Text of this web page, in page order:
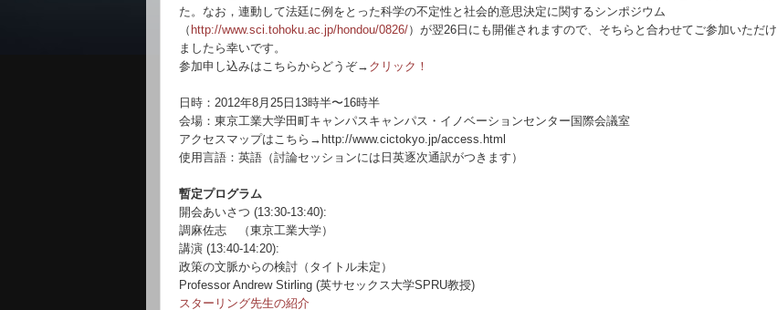
た。 なお，連動して法廷に例をとった科学の不定性と社会的意思決定に関するシンポジウム
（ http://www.sci.tohoku.ac.jp/hondou/0826/）が翌26 日にも開催されますので、そちらと合わせてご参加いただけ
ましたら幸いです。
参加申し込みはこちらからどうぞ→ クリック！
日時： 2012年8月 25 日 13時半〜16時半
会場：東京工業大学田町キャンパスキャンパス・イノベーションセンター国際会議室
アクセスマップはこちら→ http://www.cictokyo.jp/access.html
使用言語：英語（討論セッションには日英逐次通訳がつきます）
暫定プログラム
開会あいさつ (13:30-13:40):
調麻佐志 （東京工業大学）
講演 (13:40-14:20):
政策の文脈からの検討（タイトル未定）
Professor Andrew Stirling (英サセックス大学SPRU教授)
スターリング先生の紹介